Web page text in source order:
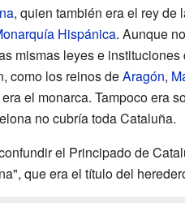
, quien también era el rey de
Hispánica. Aunque
mismas leyes e
como los reinos deAragón,
el monarca. Tampoco era
no cubría toda Cataluña.
el Principado de
que era el título del